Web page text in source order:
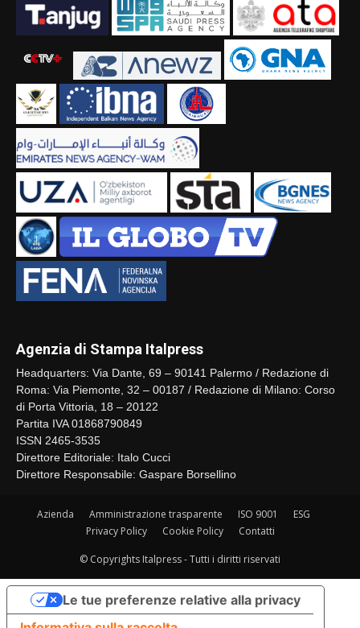
Agenzia di Stampa Italpress
Headquarters: Via Dante, 69 – 90141 Palermo / Redazione di
Roma: Via Piemonte, 32 – 00187 / Redazione di Milano: Corso
di Porta Vittoria, 18 – 20122
Partita IVA 01868790849
ISSN 2465-3535
Direttore Editoriale: Italo Cucci
Direttore Responsabile: Gaspare Borsellino
Azienda Amministrazione trasparente ISO 9001
ESG
Privacy Policy
Cookie Policy Contatti
© Copyrights Italpress - Tutti i diritti riservati
Le tue preferenze relative alla privacy